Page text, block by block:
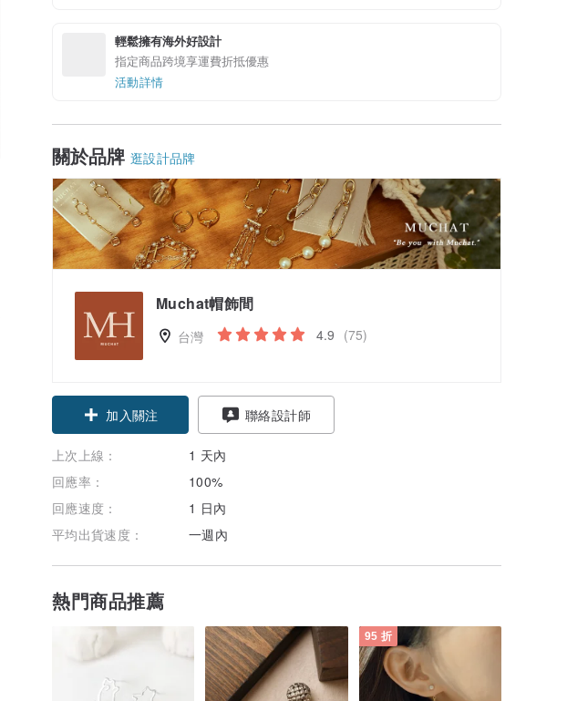
輕鬆擁有海外好設計
指定商品跨境享運費折抵優惠
活動詳情
關於品牌 逛設計品牌
Muchat帽飾間
台灣 4.9 (75)
加入關注 聯絡設計師
上次上線：
1 天內
回應率：
100%
回應速度：
1 日內
平均出貨速度：
一週內
熱門商品推薦
95 折